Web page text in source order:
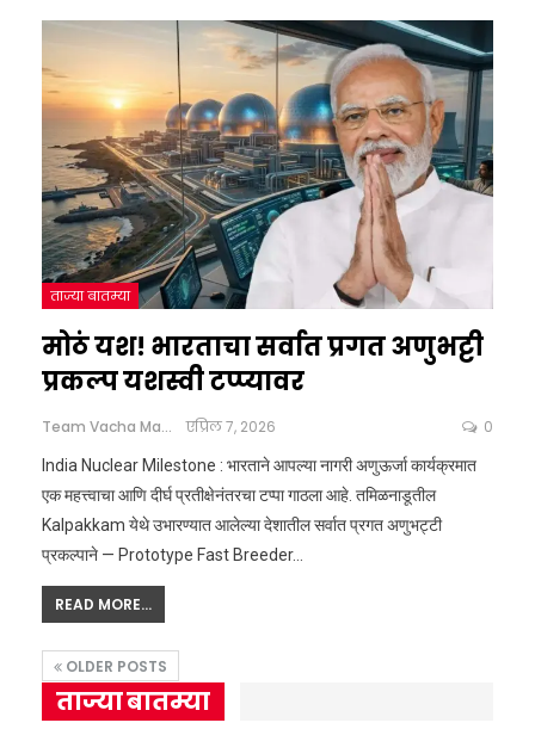
ताज्या बातम्या
मोठं यश! भारताचा सर्वात प्रगत अणुभट्टी
प्रकल्प यशस्वी टप्प्यावर
Team Vacha Marathi एप्रिल 7, 2026 0
India Nuclear Milestone : भारताने आपल्या नागरी अणुऊर्जा कार्यक्रमात
एक महत्त्वाचा आणि दीर्घ प्रतीक्षेनंतरचा टप्पा गाठला आहे. तमिळनाडूतील
Kalpakkam येथे उभारण्यात आलेल्या देशातील सर्वात प्रगत अणुभट्टी
प्रकल्पाने — Prototype Fast Breeder…
READ MORE...
OLDER POSTS
ताज्या बातम्या